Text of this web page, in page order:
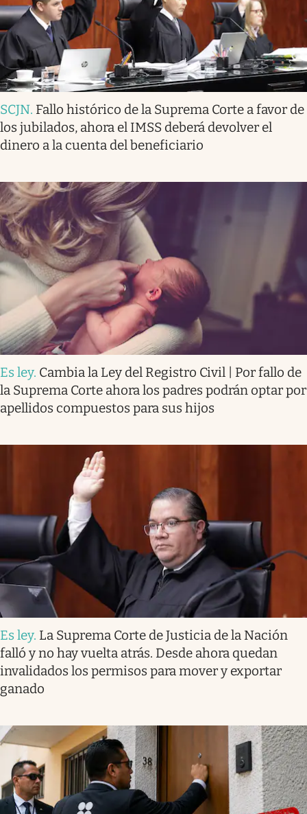
SCJN. Fallo histórico de la Suprema Corte a favor de
los jubilados, ahora el IMSS deberá devolver el
dinero a la cuenta del beneficiario
Es ley. Cambia la Ley del Registro Civil | Por fallo de
la Suprema Corte ahora los padres podrán optar por
apellidos compuestos para sus hijos
Es ley. La Suprema Corte de Justicia de la Nación
falló y no hay vuelta atrás. Desde ahora quedan
invalidados los permisos para mover y exportar
ganado